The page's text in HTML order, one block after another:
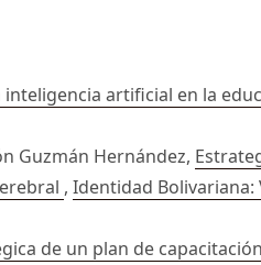
artificial en la
Guzmán Hernández,
,Identidad Bolivariana:
de un plan de